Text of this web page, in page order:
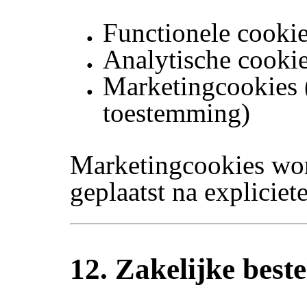
Functionele
Analytische
Marketingcookies
toestemming)
Marketingcookies
geplaatst na
12. Zakelijke